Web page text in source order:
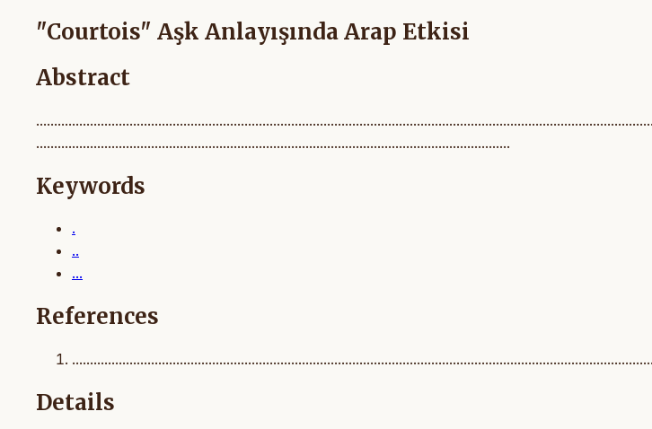
"Courtois" Aşk Anlayışında Arap Etkisi
Abstract
....................................................................................................................................
Keywords
.
..
...
References
Details